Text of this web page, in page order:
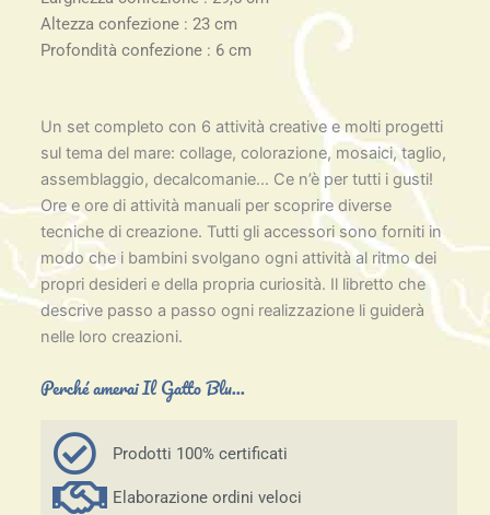
Altezza confezione : 23 cm
Profondità confezione : 6 cm
Un set completo con 6 attività creative e molti progetti
sul tema del mare: collage, colorazione, mosaici, taglio,
assemblaggio, decalcomanie… Ce n’è per tutti i gusti!
Ore e ore di attività manuali per scoprire diverse
tecniche di creazione. Tutti gli accessori sono forniti in
modo che i bambini svolgano ogni attività al ritmo dei
propri desideri e della propria curiosità. Il libretto che
descrive passo a passo ogni realizzazione li guiderà
nelle loro creazioni.
Perché amerai Il Gatto Blu...
Prodotti 100% certificati
Elaborazione ordini veloci